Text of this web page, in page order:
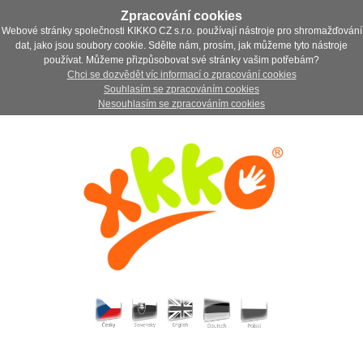
Zpracování cookies
Webové stránky společnosti KIKKO CZ s.r.o. používají nástroje pro shromažďování
dat, jako jsou soubory cookie. Sdělte nám, prosím, jak můžeme tyto nástroje
používat. Můžeme přizpůsobovat své stránky vašim potřebám?
Chci se dozvědět víc informací o zpracování cookies
Souhlasím se zpracováním cookies
Nesouhlasím se zpracováním cookies